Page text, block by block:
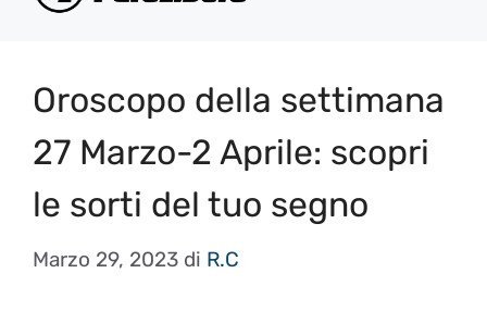
Oroscopo della settimana
27 Marzo-2 Aprile: scopri
le sorti del tuo segno
Marzo 29, 2023 di R.C